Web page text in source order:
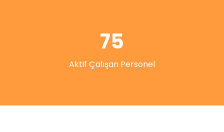
75
Aktif Çalışan Personel